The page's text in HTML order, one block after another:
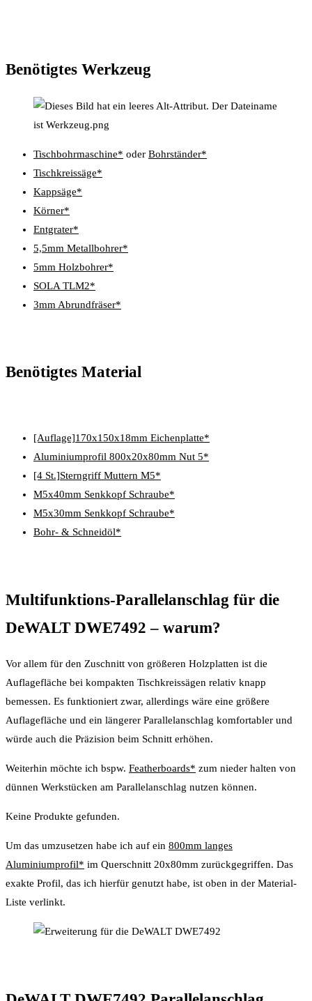
Benötigtes Werkzeug
Tischbohrmaschine* oder Bohrständer*
Tischkreissäge*
Kappsäge*
Körner*
Entgrater*
5,5mm Metallbohrer*
5mm Holzbohrer*
SOLA TLM2*
3mm Abrundfräser*
Benötigtes Material
[Auflage]170x150x18mm Eichenplatte*
Aluminiumprofil 800x20x80mm Nut 5*
[4 St.]Sterngriff Muttern M5*
M5x40mm Senkkopf Schraube*
M5x30mm Senkkopf Schraube*
Bohr- & Schneidöl*
Multifunktions-Parallelanschlag für die
DeWALT DWE7492 – warum?
Vor allem für den Zuschnitt von größeren Holzplatten ist die
Auflagefläche bei kompakten Tischkreissägen relativ knapp
bemessen. Es funktioniert zwar, allerdings wäre eine größere
Auflagefläche und ein längerer Parallelanschlag komfortabler und
würde auch die Präzision beim Schnitt erhöhen.
Weiterhin möchte ich bspw. Featherboards* zum nieder halten von
dünnen Werkstücken am Parallelanschlag nutzen können.
Keine Produkte gefunden.
Um das umzusetzen habe ich auf ein 800mm langes
Aluminiumprofil* im Querschnitt 20x80mm zurückgegriffen. Das
exakte Profil, das ich hierfür genutzt habe, ist oben in der Material-
Liste verlinkt.